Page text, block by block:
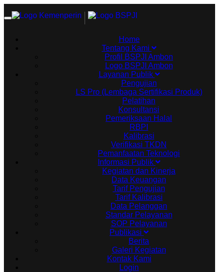
Toggle
Home
Tentang Kami
Profil BSPJI Ambon
Logo BSPJI Ambon
Layanan Publik
Pengujian
LS Pro (Lembaga Sertifikasi Produk)
Pelatihan
Konsultansi
Pemeriksaan Halal
RBPI
Kalibrasi
Verifikasi TKDN
Pemanfaatan Teknologi
Informasi Publik
Kegiatan dan Kinerja
Data Keuangan
Tarif Pengujian
Tarif Kalibrasi
Data Pelanggan
Standar Pelayanan
SOP Pelayanan
Publikasi
Berita
Galeri Kegiatan
Kontak Kami
Login